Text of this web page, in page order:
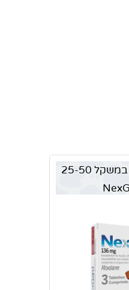
נקסגארד לכלבים במשקל 25-50